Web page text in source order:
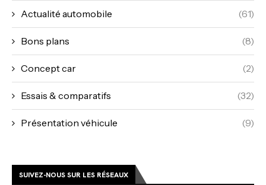
Actualité automobile (61)
Bons plans (8)
Concept car (2)
Essais & comparatifs (32)
Présentation véhicule (9)
SUIVEZ-NOUS SUR LES RÉSEAUX